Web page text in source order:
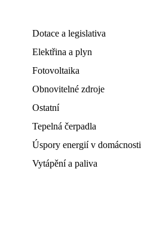
Dotace a legislativa
Elektřina a plyn
Fotovoltaika
Obnovitelné zdroje
Ostatní
Tepelná čerpadla
Úspory energií v domácnosti
Vytápění a paliva